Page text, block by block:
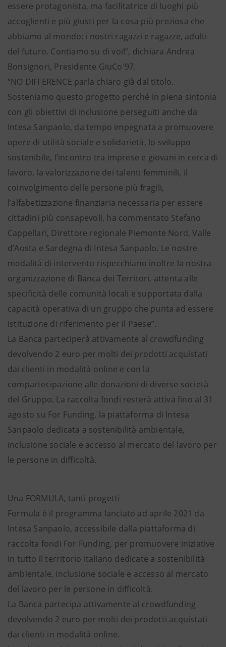
essere protagonista, ma facilitatrice di luoghi più
accoglienti e più giusti per la cosa più preziosa che
abbiamo al mondo: i nostri ragazzi e ragazze, adulti
del futuro. Contiamo su di voi!”, dichiara Andrea
Bonsignori, Presidente GiuCo'97.
“NO DIFFERENCE parla chiaro già dal titolo.
Sosteniamo questo progetto perché in piena sintonia
con gli obiettivi di inclusione perseguiti anche da
Intesa Sanpaolo, da tempo impegnata a promuovere
opere di utilità sociale e solidarietà, lo sviluppo
sostenibile, l’incontro tra imprese e giovani in cerca di
lavoro, la valorizzazione dei talenti femminili, il
coinvolgimento delle persone più fragili,
l’alfabetizzazione finanziaria necessaria per essere
cittadini più consapevoli, ha commentato Stefano
Cappellari, Direttore regionale Piemonte Nord, Valle
d’Aosta e Sardegna di Intesa Sanpaolo. Le nostre
modalità di intervento rispecchiano inoltre la nostra
organizzazione di Banca dei Territori, attenta alle
specificità delle comunità locali e supportata dalla
capacità operativa di un gruppo che punta ad essere
istituzione di riferimento per il Paese”.
La Banca parteciperà attivamente al crowdfunding
devolvendo 2 euro per molti dei prodotti acquistati
dai clienti in modalità online e con la
compartecipazione alle donazioni di diverse società
del Gruppo. La raccolta fondi resterà attiva fino al 31
agosto su For Funding, la piattaforma di Intesa
Sanpaolo dedicata a sostenibilità ambientale,
inclusione sociale e accesso al mercato del lavoro per
le persone in difficoltà.
Una FORMULA, tanti progetti
Formula è il programma lanciato ad aprile 2021 da
Intesa Sanpaolo, accessibile dalla piattaforma di
raccolta fondi For Funding, per promuovere iniziative
in tutto il territorio italiano dedicate a sostenibilità
ambientale, inclusione sociale e accesso al mercato
del lavoro per le persone in difficoltà.
La Banca partecipa attivamente al crowdfunding
devolvendo 2 euro per molti dei prodotti acquistati
dai clienti in modalità online.